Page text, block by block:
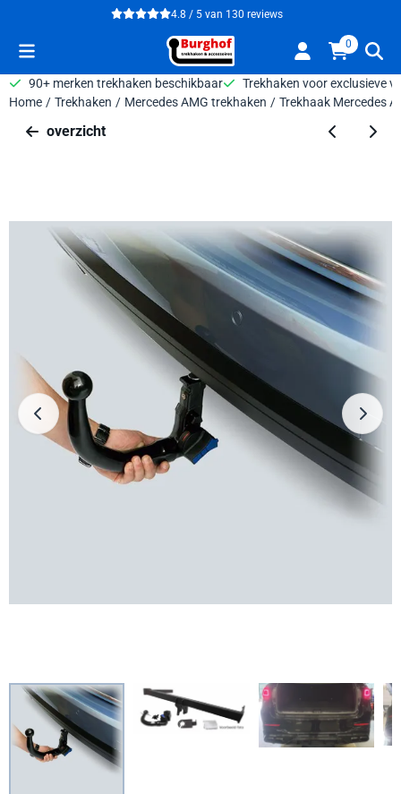
Cookievoorkeuren zijn beschikbaar. Kies instellingen of sta alle
4.8 / 5 van 130 reviews
0
90+ merken trekhaken beschikbaar
Trekhaken voor exclusieve
Home / Trekhaken / Mercedes AMG trekhaken / Trekhaak Mercedes
overzicht